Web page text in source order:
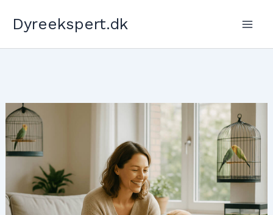
Dyreekspert.dk